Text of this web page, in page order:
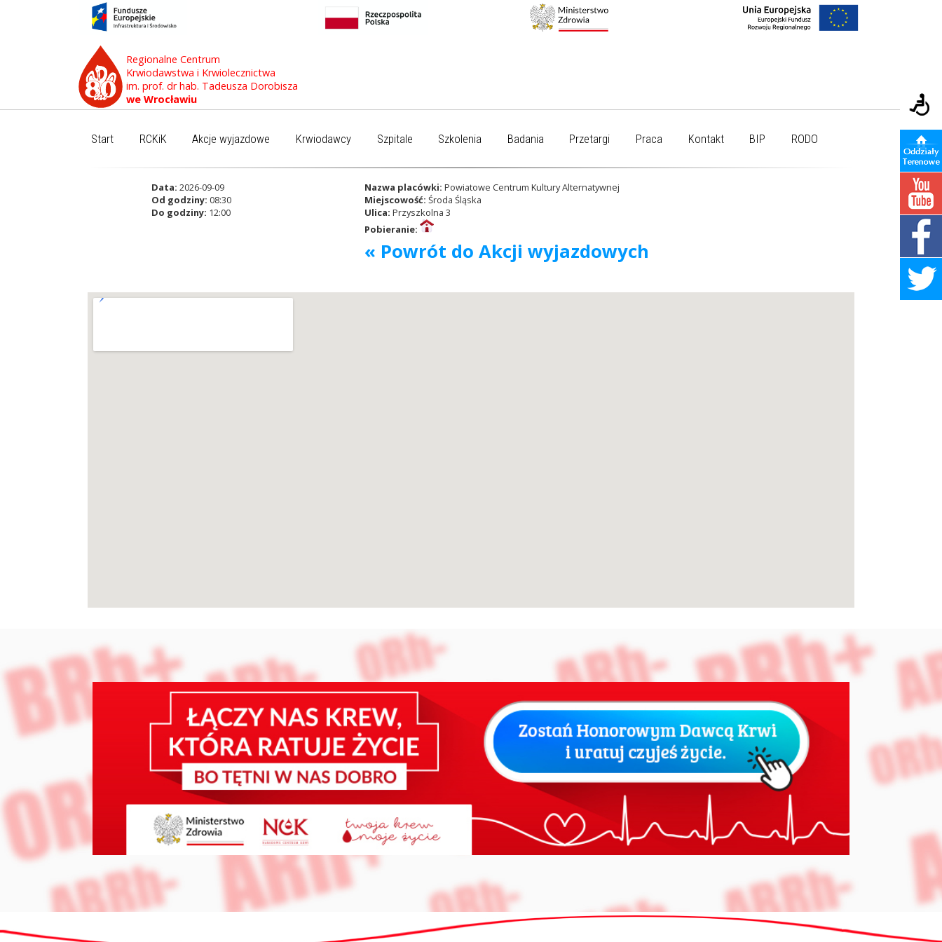
Regionalne Centrum
Krwiodawstwa i Krwiolecznictwa
im. prof. dr hab. Tadeusza Dorobisza
we Wrocławiu
Start RCKiK Akcje wyjazdowe Krwiodawcy Szpitale Szkolenia Badania Przetargi Praca Kontakt BIP RODO
Data: 2026-09-09
Od godziny: 08:30
Do godziny: 12:00
Nazwa placówki: Powiatowe Centrum Kultury Alternatywnej
Miejscowość: Środa Śląska
Ulica: Przyszkolna 3
Pobieranie:
« Powrót do Akcji wyjazdowych